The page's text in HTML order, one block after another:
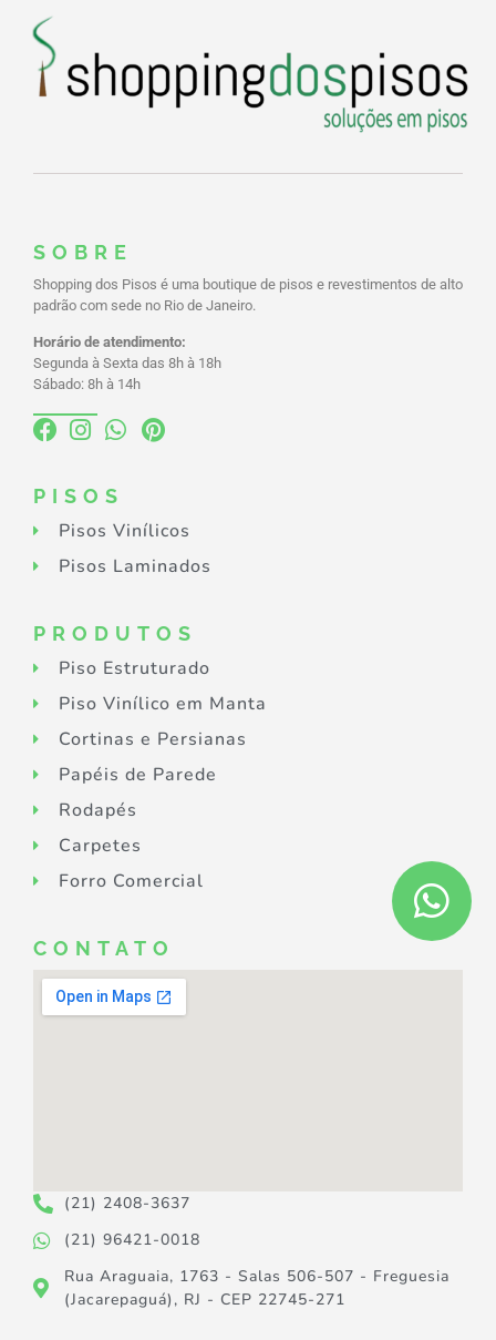
SOBRE
Shopping dos Pisos é uma boutique de pisos e revestimentos de alto
padrão com sede no Rio de Janeiro.
Horário de atendimento:
Segunda à Sexta das 8h à 18h
Sábado: 8h à 14h
PISOS
Pisos Vinílicos
Pisos Laminados
PRODUTOS
Piso Estruturado
Piso Vinílico em Manta
Cortinas e Persianas
Papéis de Parede
Rodapés
Carpetes
Forro Comercial
CONTATO
(21) 2408-3637
(21) 96421-0018
Rua Araguaia, 1763 - Salas 506-507 - Freguesia
(Jacarepaguá), RJ - CEP 22745-271